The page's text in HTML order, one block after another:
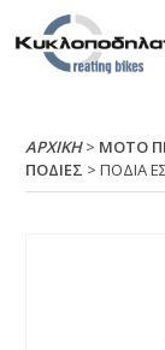
ΑΡΧΙΚΉ> ΜΟΤΟ
ΠΟΔΙΕΣ > ΠΟΔΙΑ